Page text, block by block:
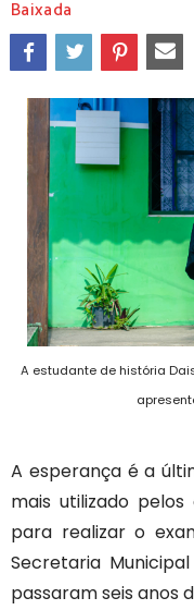
Baixada
A estudante de história
A esperança é a
mais utilizado
para realizar o
Secretaria
passaram seis anos